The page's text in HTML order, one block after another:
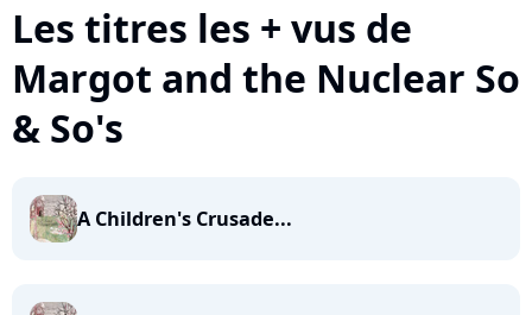
Les titres les + vus de
Margot and the Nuclear So
& So's
A Children's Crusade...